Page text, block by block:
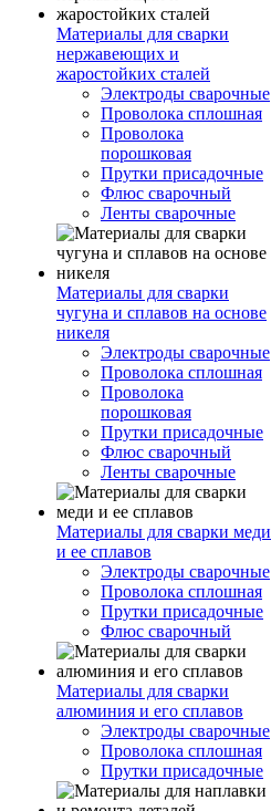
Материалы для сварки
нержавеющих и
жаростойких сталей
Электроды сварочные
Проволока сплошная
Проволока
порошковая
Прутки присадочные
Флюс сварочный
Ленты сварочные
Материалы для сварки
чугуна и сплавов на основе
никеля
Электроды сварочные
Проволока сплошная
Проволока
порошковая
Прутки присадочные
Флюс сварочный
Ленты сварочные
Материалы для сварки меди
и ее сплавов
Электроды сварочные
Проволока сплошная
Прутки присадочные
Флюс сварочный
Материалы для сварки
алюминия и его сплавов
Электроды сварочные
Проволока сплошная
Прутки присадочные